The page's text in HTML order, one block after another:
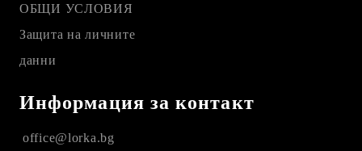
ОБЩИ УСЛОВИЯ
Защита на личните
данни
Информация за контакт
office@lorka.bg